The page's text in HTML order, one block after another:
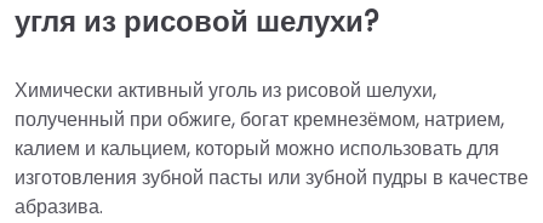
угля из рисовой шелухи?
Химически активный уголь из рисовой шелухи,
полученный при обжиге, богат кремнезёмом, натрием,
калием и кальцием, который можно использовать для
изготовления зубной пасты или зубной пудры в качестве
абразива.